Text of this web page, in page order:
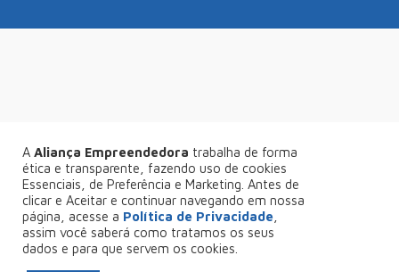
A Aliança Empreendedora trabalha de forma
ética e transparente, fazendo uso de cookies
Essenciais, de Preferência e Marketing. Antes de
clicar e Aceitar e continuar navegando em nossa
página, acesse a Política de Privacidade
assim você saberá como tratamos os seus
dados e para que servem os cookies.